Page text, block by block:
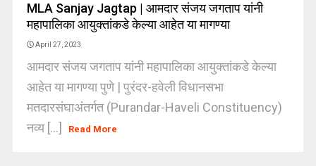
MLA Sanjay Jagtap | आमदार संजय जगताप यांनी
महापालिका आयुक्तांकडे केल्या आहेत या मागण्या
April 27, 2023
आमदार संजय जगताप यांनी महापालिका आयुक्तांकडे केल्या
आहेत या मागण्या पुणे | पुरंदर-हवेली विधानसभा
मतदारसंघाअंतर्गत (Purandar-Haveli Constituency)
नव्य [...]
Read More